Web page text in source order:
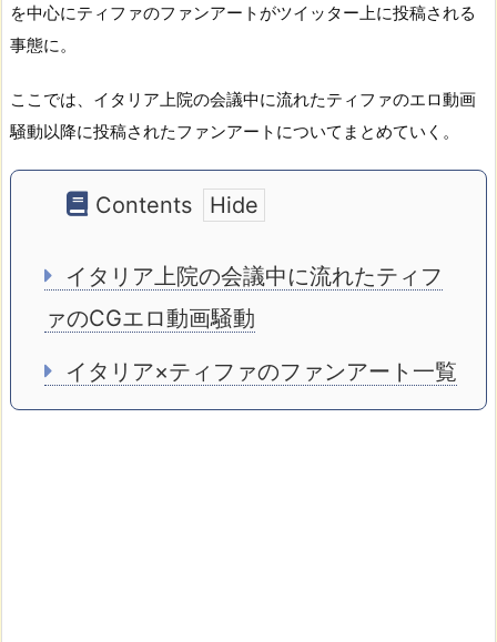
を中心にティファのファンアートがツイッター上に投稿される
事態に。
ここでは、イタリア上院の会議中に流れたティファのエロ動画
騒動以降に投稿されたファンアートについてまとめていく。
Contents
イタリア上院の会議中に流れたティフ
ァのCGエロ動画騒動
イタリア×ティファのファンアート一覧